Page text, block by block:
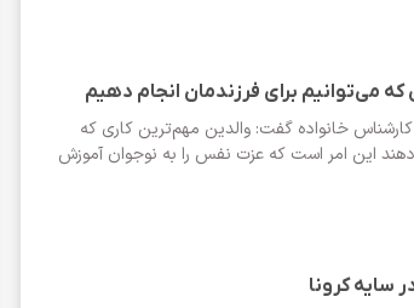
می‌توانیم برای فرزندمان انجام دهیم
خانواده گفت: والدین مهم‌ترین کاری که
دهند این امر است که عزت نفس را به نوجوان آموزش
سایه کرونا